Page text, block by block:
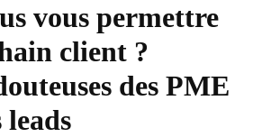
vous permettre
client ?
des PME
leads